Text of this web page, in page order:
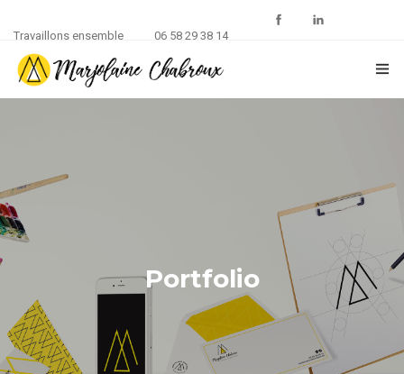
Travaillons ensemble 06 58 29 38 14
Portfolio